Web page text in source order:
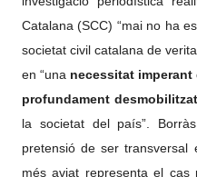
Catalana (SCC) “mai no ha
societat civil catalana de
en “una necessitat
profundament desmobilitzat
la societat del país”.
pretensió de ser transversal
més aviat representa el cas